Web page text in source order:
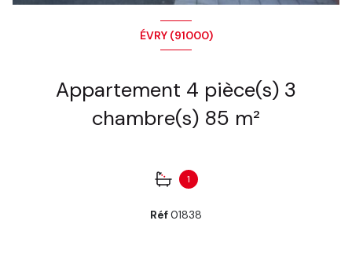
ÉVRY (91000)
Appartement 4 pièce(s) 3
chambre(s) 85 m²
1
Réf01838